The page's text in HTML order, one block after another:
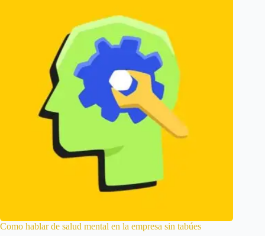
Como hablar de salud mental en la empresa sin tabúes